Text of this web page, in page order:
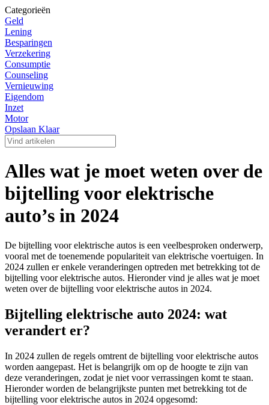
Categorieën
Geld
Lening
Besparingen
Verzekering
Consumptie
Counseling
Vernieuwing
Eigendom
Inzet
Motor
Opslaan Klaar
Alles wat je moet weten over de
bijtelling voor elektrische
auto’s in 2024
De bijtelling voor elektrische autos is een veelbesproken onderwerp,
vooral met de toenemende populariteit van elektrische voertuigen. In
2024 zullen er enkele veranderingen optreden met betrekking tot de
bijtelling voor elektrische autos. Hieronder vind je alles wat je moet
weten over de bijtelling voor elektrische autos in 2024.
Bijtelling elektrische auto 2024: wat
verandert er?
In 2024 zullen de regels omtrent de bijtelling voor elektrische autos
worden aangepast. Het is belangrijk om op de hoogte te zijn van
deze veranderingen, zodat je niet voor verrassingen komt te staan.
Hieronder worden de belangrijkste punten met betrekking tot de
bijtelling voor elektrische autos in 2024 opgesomd: